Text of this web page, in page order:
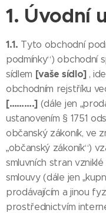
1. Úvodní
1.1. Tyto obchodní
podmínky“) obchodní
sídlem [vaše sídlo] ,
obchodním rejstříku
[……….] (dále jen
ustanovením § 1751
občanský zákoník, ve
„občanský zákoník“)
smluvních stran
smlouvy (dále jen
prodávajícím a jinou
prostřednictvím